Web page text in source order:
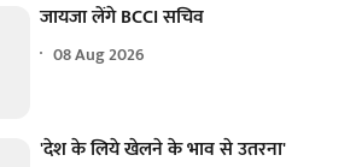
जायजा लेंगे BCCI सचिव
08 Aug 2026
'देश के लिये खेलने के भाव से उतरना'